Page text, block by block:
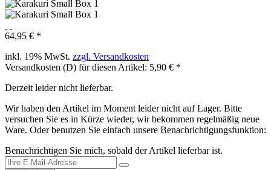
64,95 € *
inkl. 19% MwSt. zzgl. Versandkosten
Versandkosten (D) für diesen Artikel: 5,90 € *
Derzeit leider nicht lieferbar.
Wir haben den Artikel im Moment leider nicht auf Lager. Bitte
versuchen Sie es in Kürze wieder, wir bekommen regelmäßig neue
Ware. Oder benutzen Sie einfach unsere Benachrichtigungsfunktion:
Benachrichtigen Sie mich, sobald der Artikel lieferbar ist.